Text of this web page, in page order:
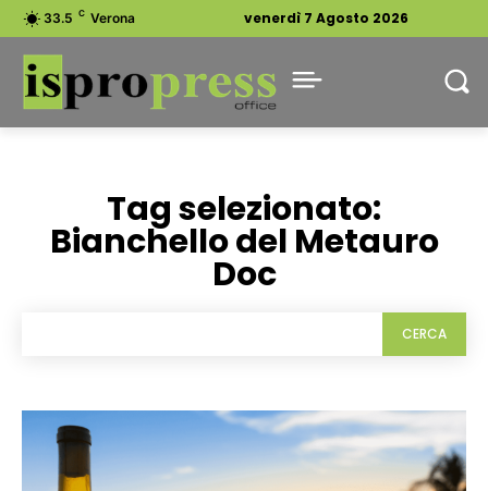
33.5 C Verona venerdì 7 Agosto 2026
Tag selezionato:
Bianchello del Metauro
Doc
CERCA